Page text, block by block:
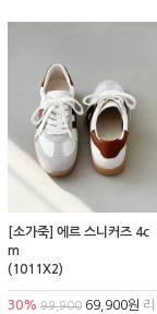
[소가죽] 에르 스니커즈 4c
m
(1011X2)
30% 99,900 69,900원 리